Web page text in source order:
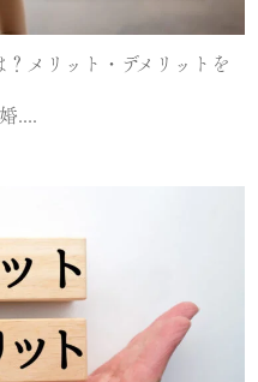
？メリット・デメリットを
....